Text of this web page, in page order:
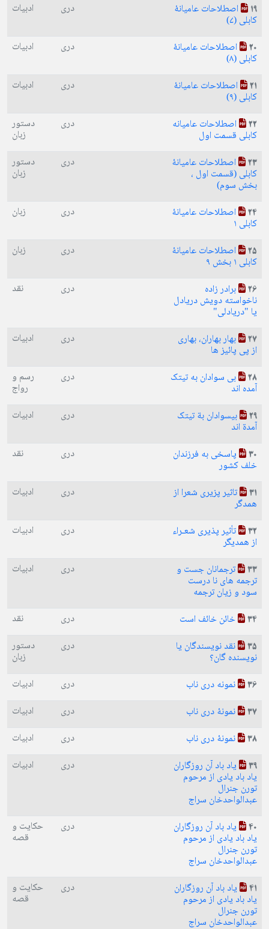
19 اصطلاحات عامیانهٔ
کابلی (۷)
دری ادبیات
20 اصطلاحات عامیانهٔ
کابلی (۸)
دری ادبیات
21 اصطلاحات عامیانهٔ
کابلی (۹)
دری ادبیات
22 اصطلاحات عامیانه
کابلی قسمت اول
دری دستور
زبان
23 اصطلاحات عاميانۀ
کابلی (قسمت اول ،
بخش سوم)
دری دستور
زبان
24 اصطلاحات عاميانۀ
کابلی ۱
دری زبان
25 اصطلاحات عاميانۀ
کابلی ۱ بخش ۹
دری زبان
26 برادر زاده
ناخواسته دویش دریادل
یا "دریادلی"
دری نقد
27 بهار بهاران، بهاری
از پی پائیز ها
دری ادبیات
28 بی سوادان به تیتک
آمده اند
دری رسم و
رواج
29 بیسوادان بة تیتک
آمدة اند
دری ادبیات
30 پاسخی به فرزندان
خلف کشور
دری نقد
31 تاثیر پزیری شعرا از
همدگر
دری ادبیات
32 تأثير پذيری شعـراء
از همدیگر
دری ادبیات
33 ترجمانان جست و
ترجمه های نا درست
سود و زیان ترجمه
دری ادبیات
34 خائن خائف است دری نقد
35 نقد نويسندگان يا
نويسنده گان؟
دری دستور
زبان
36 نمونه دری ناب دری ادبیات
37 نمونۀ دری ناب دری ادبیات
38 نمونۀ دری ناب دری ادبیات
39 یاد باد آن روزگاران
یاد باد یادی از مرحوم
تورن جنرال
عبدالواحدخان سراج
دری ادبیات
40 یاد باد آن روزگاران
یاد باد یادی از مرحوم
تورن جنرال
عبدالواحدخان سراج
دری حکایت و
قصه
41 یاد باد آن روزگاران
یاد باد یادی از مرحوم
تورن جنرال
عبدالواحدخان سراج
دری حکایت و
قصه